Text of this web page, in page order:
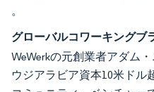
。
グローバルコワーキングブ
WeWerkの元創業者アダム
ウジアラビア資本10米ドル